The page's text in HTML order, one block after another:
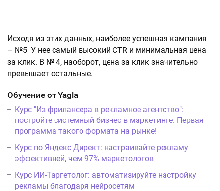
Исходя из этих данных, наиболее успешная кампания
– №5. У нее самый высокий CTR и минимальная цена
за клик. В № 4, наоборот, цена за клик значительно
превышает остальные.
Обучение от Yagla
Курс "Из фрилансера в рекламное агентство":
постройте системный бизнес в маркетинге. Первая
программа такого формата на рынке!
Курс по Яндекс Директ: настраивайте рекламу
эффективней, чем 97% маркетологов
Курс ИИ-Таргетолог: автоматизируйте настройку
рекламы благодаря нейросетям